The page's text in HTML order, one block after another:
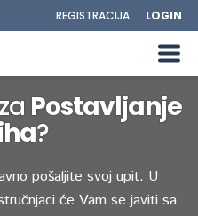
REGISTRACIJA LOGIN
Postavljanje
?
pošaljite svoj upit. U
će Vam se javiti sa